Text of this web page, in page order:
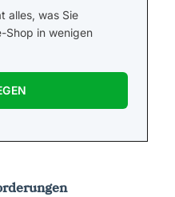
alles, was Sie
Shop in wenigen